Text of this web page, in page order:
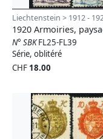
Liechtenstein > 1912 -
1920 Armoiries,
N° SBKFL25-FL39
Série, oblitéré
CHF 18.00